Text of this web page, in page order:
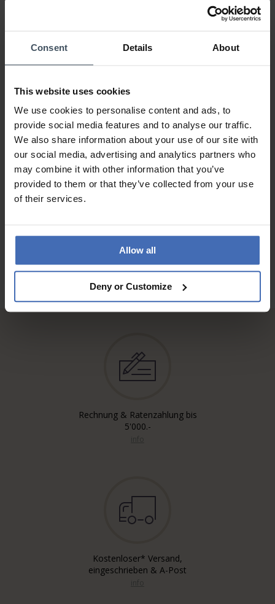
Consent Details About
This website uses cookies
We use cookies to personalise content and ads, to
provide social media features and to analyse our traffic.
We also share information about your use of our site with
our social media, advertising and analytics partners who
may combine it with other information that you’ve
provided to them or that they’ve collected from your use
of their services.
Allow all
Deny or Customize
0%
Kundenmeinung von sandra Donnerstag, 16. Oktober 2025
DESIGN
PREIS-LEISTUNG
QUALITÄT
Süsser Ring
Rechnung & Ratenzahlung bis
5'000.-
Kostenloser* Versand,
eingeschrieben & A-Post